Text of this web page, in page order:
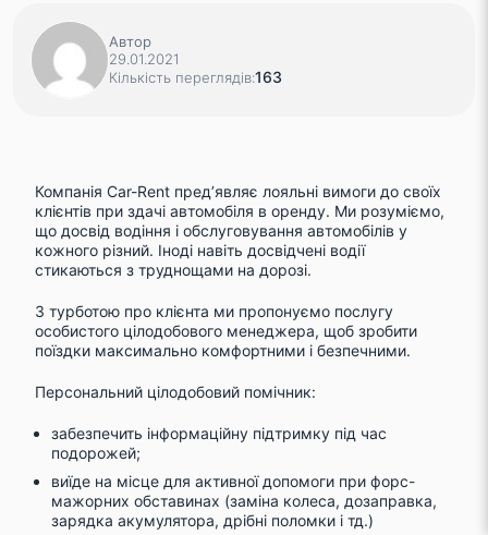
Автор
29.01.2021
Кількість переглядів:163
Компанія Car-Rent пред’являє лояльні вимоги до своїх
клієнтів при здачі автомобіля в оренду. Ми розуміємо,
що досвід водіння і обслуговування автомобілів у
кожного різний. Іноді навіть досвідчені водії
стикаються з труднощами на дорозі.
З турботою про клієнта ми пропонуємо послугу
особистого цілодобового менеджера, щоб зробити
поїздки максимально комфортними і безпечними.
Персональний цілодобовий помічник:
забезпечить інформаційну підтримку під час
подорожей;
виїде на місце для активної допомоги при форс-
мажорних обставинах (заміна колеса, дозаправка,
зарядка акумулятора, дрібні поломки і тд.)